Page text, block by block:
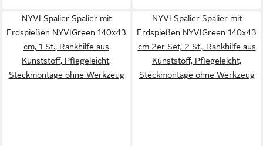
NYVI Spalier Spalier mit
Erdspießen NYVIGreen 140x43
cm, 1 St., Rankhilfe aus
Kunststoff, Pflegeleicht,
Steckmontage ohne Werkzeug
NYVI Spalier Spalier mit
Erdspießen NYVIGreen 140x43
cm 2er Set, 2 St., Rankhilfe aus
Kunststoff, Pflegeleicht,
Steckmontage ohne Werkzeug